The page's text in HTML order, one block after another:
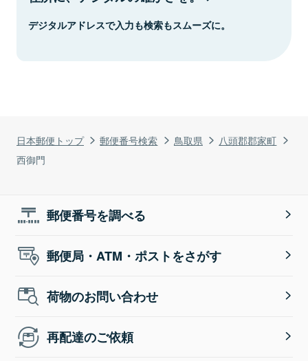
日本郵便トップ 郵便番号検索 鳥取県
八頭郡郡家町
西御門
デジタルアドレスで入力も検索もスムーズに。
郵便番号を調べる
郵便局・ATM・ポストをさがす
荷物のお問い合わせ
再配達のご依頼